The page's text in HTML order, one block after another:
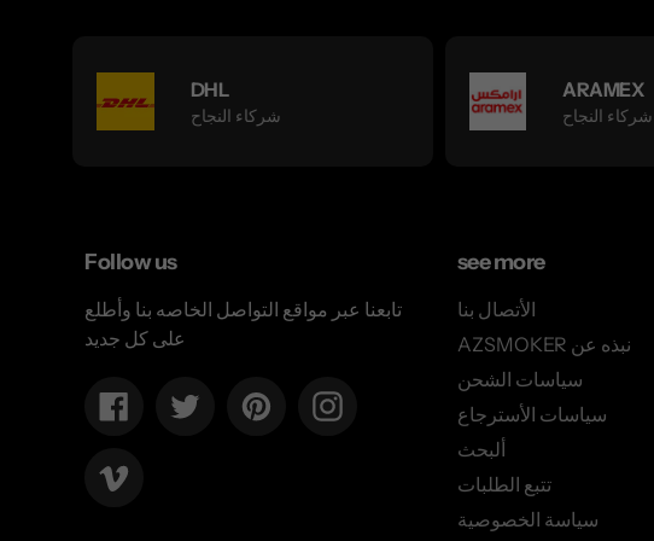
DHL
شركاء النجاح
ARAMEX
شركاء النجاح
Follow us
تابعنا عبر مواقع التواصل الخاصه بنا وأطلع
على كل جديد
Facebook Twitter PinterestInstagram
see more
الأتصال بنا
AZSMOKER نبذه عن
سياسات الشحن
سياسات الأسترجاع
ألبحث
تتبع الطلبات
سياسة الخصوصية